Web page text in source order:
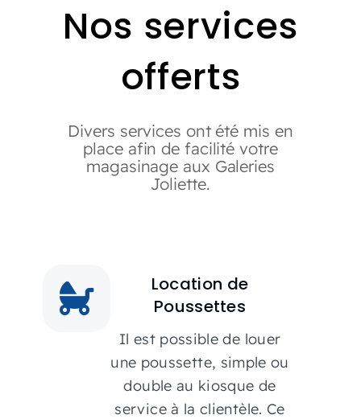
Informations
Nos services
offerts
Divers services ont été mis en
place afin de facilité votre
magasinage aux Galeries
Joliette.
Location de
Poussettes
Il est possible de louer
une poussette, simple ou
double au kiosque de
service à la clientèle. Ce